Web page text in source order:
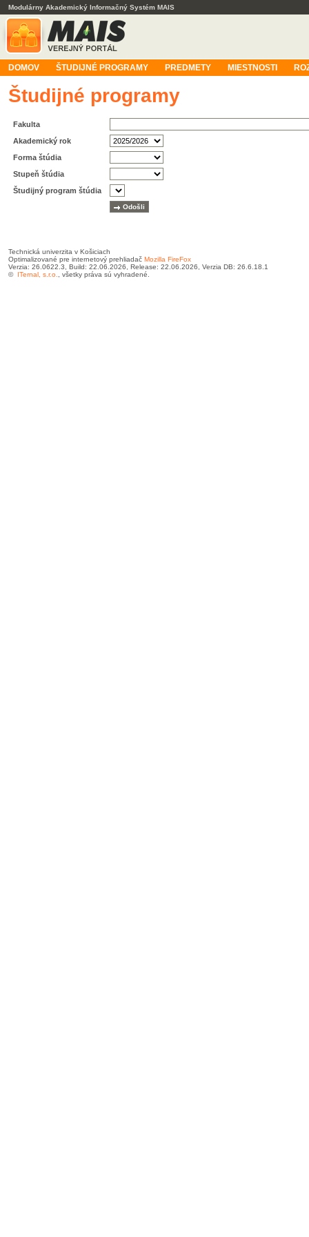
Modulárny Akademický Informačný Systém MAIS
DOMOV ŠTUDIJNÉ PROGRAMY PREDMETY MIESTNOSTI
Študijné programy
Fakulta
Akademický rok
Forma štúdia
Stupeň štúdia
Študijný program štúdia
Technická univerzita v Košiciach
Optimalizované pre internetový prehliadač Mozilla FireFox
Verzia: 26.0622.3, Build: 22.06.2026, Release: 22.06.2026, Verzia DB: 26.6.18.1
© ITernal, s.r.o. , všetky práva sú vyhradené.